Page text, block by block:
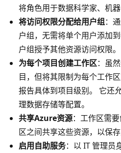
将角色用于数据科学家、机
将访问权限分配给用户组：
户组，无需将单个用户添加
户组授予其他资源访问权限。
为每个项目创建工作区：虽
目，但将其限制为每个工作
报告具体到项目级别。 它还
理数据存储等配置。
共享Azure资源：工作区需
区之间共享这些资源，以保存
启用自助服务：以 IT 管理员